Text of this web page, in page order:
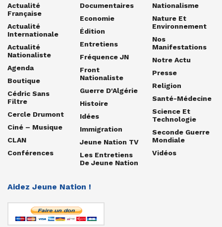
Actualité
Française
Actualité
Internationale
Actualité
Nationaliste
Agenda
Boutique
Cédric Sans
Filtre
Cercle Drumont
Ciné – Musique
CLAN
Conférences
Documentaires
Economie
Édition
Entretiens
Fréquence JN
Front
Nationaliste
Guerre D'Algérie
Histoire
Idées
Immigration
Jeune Nation TV
Les Entretiens
De Jeune Nation
Nationalisme
Nature Et
Environnement
Nos
Manifestations
Notre Actu
Presse
Religion
Santé-Médecine
Science Et
Technologie
Seconde Guerre
Mondiale
Vidéos
Aidez Jeune Nation !